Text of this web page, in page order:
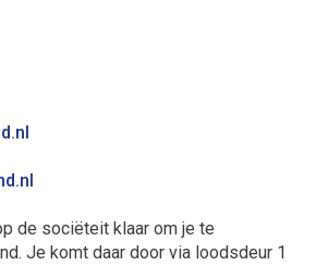
de sociëteit klaar om je te
Je komt daar door via loodsdeur 1